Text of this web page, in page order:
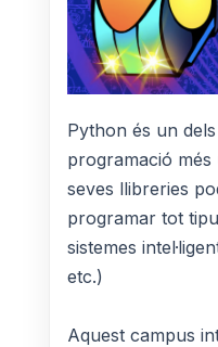
Python és un
programació més
seves llibreries
programar tot
sistemes
etc.)
Aquest campus